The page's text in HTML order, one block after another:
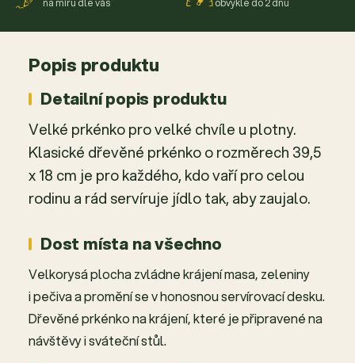
na míru dle vás obvykle do 2 dnů
Popis produktu
Detailní popis produktu
Velké prkénko pro velké chvíle u plotny.
Klasické dřevěné prkénko o rozměrech 39,5
x 18 cm je pro každého, kdo vaří pro celou
rodinu a rád servíruje jídlo tak, aby zaujalo.
Dost místa na všechno
Velkorysá plocha zvládne krájení masa, zeleniny
i pečiva a promění se v honosnou servírovací desku.
Dřevěné prkénko na krájení, které je připravené na
návštěvy i sváteční stůl.